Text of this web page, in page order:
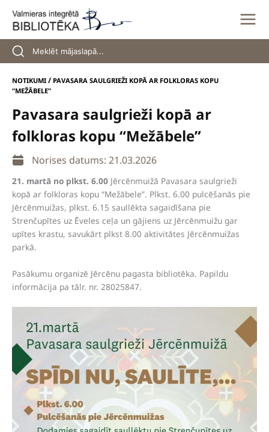
content
NOTIKUMI / PAVASARA SAULGRIEŽI KOPĀ AR FOLKLORAS KOPU
“MEŽĀBELE”
Pavasara saulgrieži kopā ar
folkloras kopu “Mežābele”
Norises datums: 21.03.2026
21. martā no plkst. 6.00 Jērcēnmuižā Pavasara saulgrieži
kopā ar folkloras kopu “Mežābele”. Plkst. 6.00 pulcēšanās pie
Jērcēnmuižas, plkst. 6.15 saullēkta sagaidīšana pie
Strenčupītes uz Ēveles ceļa un gājiens uz Jērcēnmuižu gar
upītes krastu, savukārt plkst 8.00 aktivitātes Jērcēnmuižas
parkā.
Pasākumu organizē Jērcēnu pagasta bibliotēka. Papildu
informācija pa tālr. nr. 28025847.